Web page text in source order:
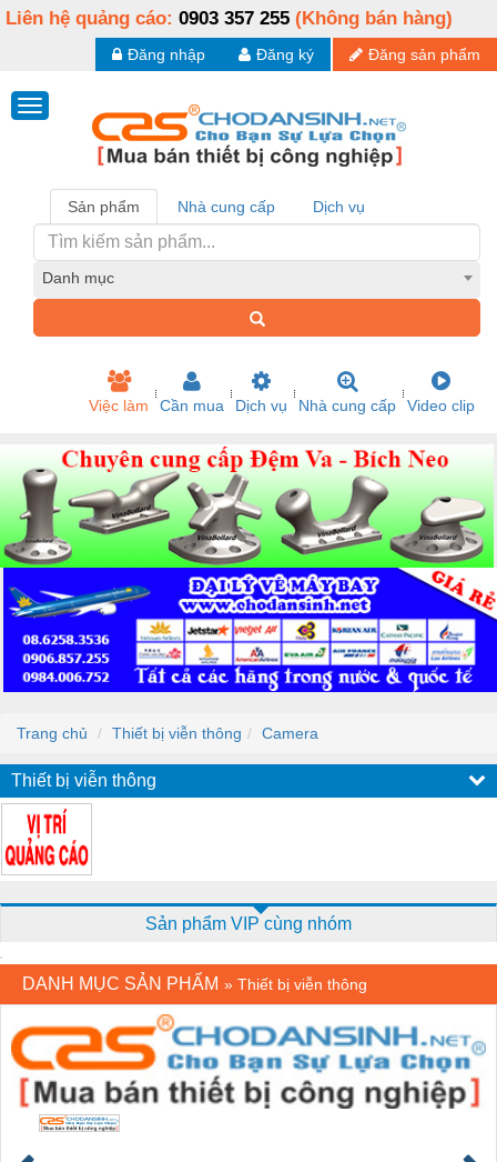
Liên hệ quảng cáo: 0903 357 255 (Không bán hàng)
Đăng sản phẩm
Đăng ký
Đăng nhập
Sản phẩm Nhà cung cấp Dịch vụ
Danh mục
Việc làm Cần mua Dịch vụ Nhà cung cấp Video clip
Trang chủ Thiết bị viễn thông Camera
Thiết bị viễn thông
Sản phẩm VIP cùng nhóm
DANH MỤC SẢN PHẨM » Thiết bị viễn thông